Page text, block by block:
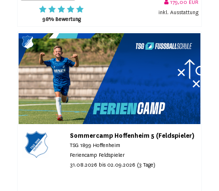
98% Bewertung
179,00 EUR
inkl. Ausstattung
Sommercamp Hoffenheim 5 (Feldspieler)
TSG 1899 Hoffenheim
Feriencamp Feldspieler
31.08.2026 bis 02.09.2026 (3 Tage)